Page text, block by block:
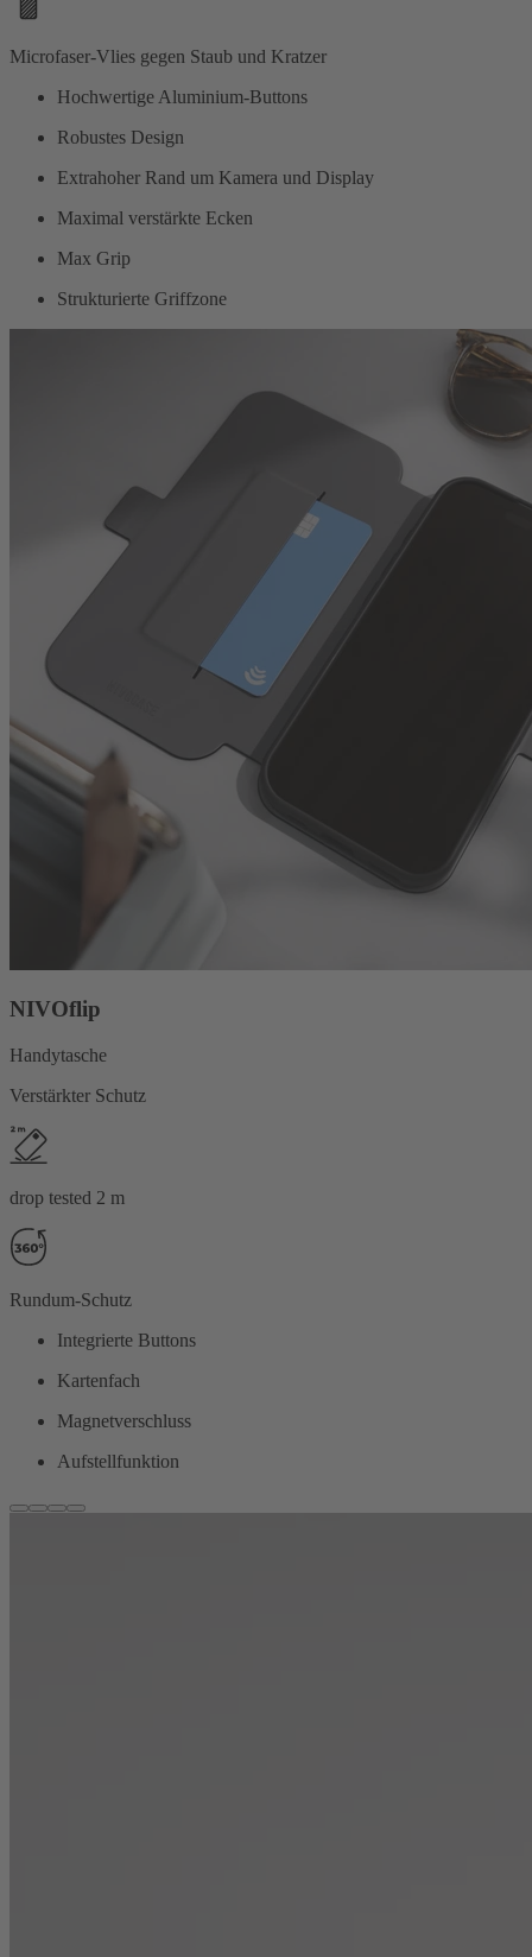
Microfaser-Vlies gegen Staub und Kratzer
Hochwertige Aluminium-Buttons
Robustes Design
Extrahoher Rand um Kamera und Display
Maximal verstärkte Ecken
Max Grip
Strukturierte Griffzone
NIVOflip
Handytasche
Verstärkter Schutz
drop tested 2 m
Rundum-Schutz
Integrierte Buttons
Kartenfach
Magnetverschluss
Aufstellfunktion